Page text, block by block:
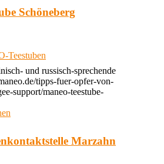
Schöneberg
Teestuben
und russisch-sprechende
tipps-fuer-opfer-von-
support/maneo-teestube-
Marzahn